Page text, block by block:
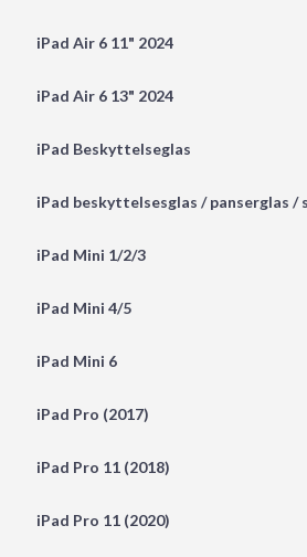
iPad Air 6 11" 2024
iPad Air 6 13" 2024
iPad Beskyttelseglas
iPad beskyttelsesglas / panserglas
iPad Mini 1/2/3
iPad Mini 4/5
iPad Mini 6
iPad Pro (2017)
iPad Pro 11 (2018)
iPad Pro 11 (2020)